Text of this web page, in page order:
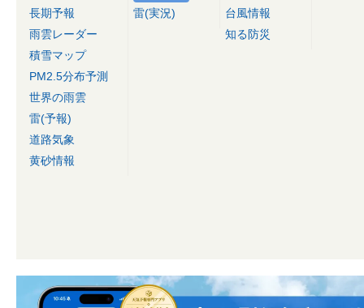
長期予報
雨雲レーダー
積雪マップ
PM2.5分布予測
世界の雨雲
雷(予報)
道路気象
黄砂情報
雷(実況)
台風情報
知る防災